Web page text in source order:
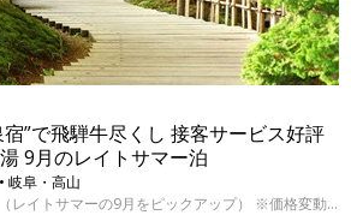
”で飛騨牛尽くし 接客サービス好評
9月のレイトサマー泊
岐阜・高山
9/2～17・24、28の指定日（レイトサマーの9月をピックアップ） ※価格変動制、表示料金は7/22 9:00時点